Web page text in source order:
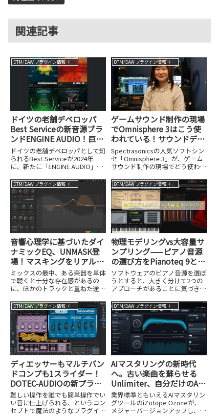
関連記事
DTM/DAW プラグイン情報（VST AU AAX）
ドイツの老舗デベロッパ
Best Serviceの新音源ブラ
ンドENGINE AUDIO！巨匠
エドゥアルド・タリロンテ
の人気音源が軽量プレイヤ
ー「ENGINE PLAYER」で
続々登場！
ドイツの老舗デベロッパとして知
られるBest Serviceが2024年
に、新たに「ENGINE AUDIO」と
ました。その最大の特徴は、軽
量・高速な動作を実現した新しい
サンプルプレイヤー「ENGINE
PLA...
DTM/DAW プラグイン情報（VST AU AAX）
ゲームサウンド制作の現場
でOmnisphere 3はこう使
われている！サウンドディ
レクター・大島香織さんに
聞く、音源を超えた活用法
Spectrasonicsの人気ソフトシン
セ「Omnisphere 3」が、ゲーム
サウンド制作の現場でどう使われ
大島香織さんに聞きました。
DTM/DAW プラグイン情報（VST AU AAX）
音響心理学に基づいたダイ
ナミックEQ、UNMASK登
場！マスキングをリアルタ
イムで解消してミックスを
一変させる
ミックスの最中、ある楽器を単体
で聴くと十分な存在感があるの
に、ほかのトラックと重ねた途端
はないでしょうか。あるいは、
EQで中域をブーストしたはずな
のに、なぜかボーカルが埋もれた
まま……という状況に何度も直面
して...
DTM/DAW プラグイン情報（VST AU AAX）
物理モデリングvs大容量サ
ンプリング——ピアノ音源
の選び方をPianoteq 9と
Ivory 3 German Dで徹底検
証
ソフトウェアのピアノ音源を選ぼ
うとすると、大きく分けて2つの
アプローチがあることに気づきま
グ」、もうひとつは「大容量サン
プリング」です。どちらもリアル
なピアノサウンドを目指している
のは同じですが、その哲学も、使
い勝...
DTM/DAW プラグイン情報（VST AU AAX）
ディエッサーもマルチバン
ドコンプも1スライダー！
DOTEC-AUDIOの新プラグ
イン「DeeVocalTools」で
ボーカル処理が魔法のよう
に簡単に
難しい操作を誰でも簡単操作でい
い音に仕上げられる、というコン
セプトで魔法のようなプラグイン
DTM/DAW プラグイン情報（VST AU AAX）
AIマスタリングの新時代
へ。古い楽曲を蘇らせる
Unlimiter、自分だけのAI
アシスタントを作成できる
機能など、新機能を多数搭
載。約30％OFFのイントロ
業界標準ともいえるAIマスタリン
グツールのiZotope Ozoneが、
メジャーバージョンアップし、